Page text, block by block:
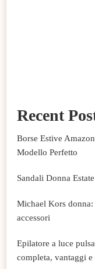
Recent
Borse Estive
Modello Perfetto
Sandali Donna
Michael Kors
accessori
Epilatore a luce
completa, vantaggi